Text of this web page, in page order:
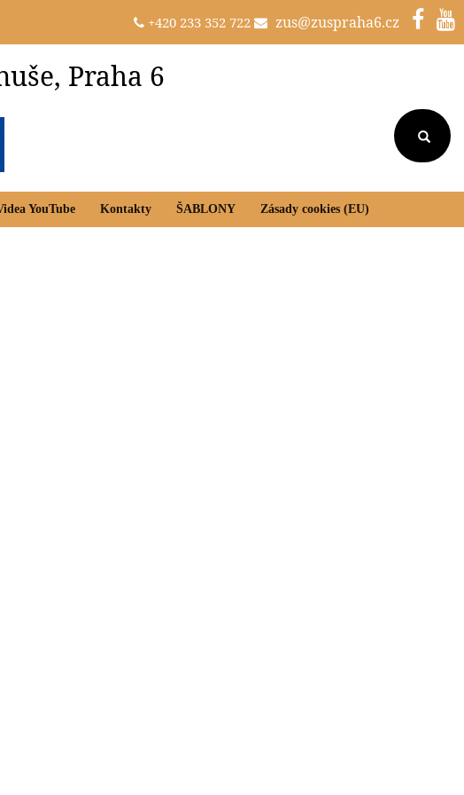
+420 233 352 722 zus@zuspraha6.cz
Praha 6
YouTube Kontakty ŠABLONY Zásady cookies (EU)